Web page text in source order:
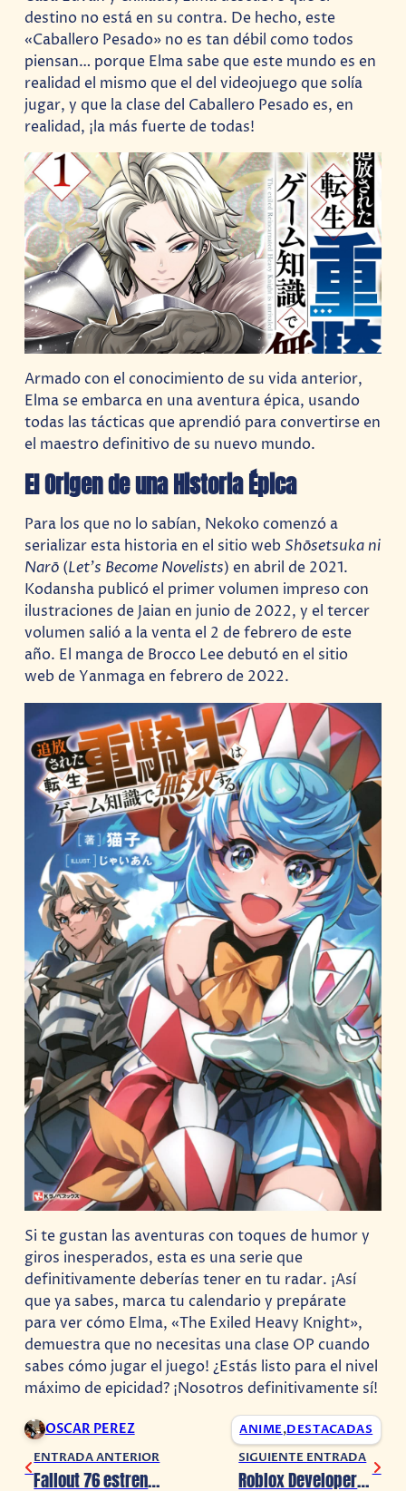
destino no está en su contra. De hecho, este
«Caballero Pesado» no es tan débil como todos
piensan… porque Elma sabe que este mundo es en
realidad el mismo que el del videojuego que solía
jugar, y que la clase del Caballero Pesado es, en
realidad, ¡la más fuerte de todas!
Armado con el conocimiento de su vida anterior,
Elma se embarca en una aventura épica, usando
todas las tácticas que aprendió para convertirse en
el maestro definitivo de su nuevo mundo.
El Origen de una Historia Épica
Para los que no lo sabían, Nekoko comenzó a
serializar esta historia en el sitio web Shōsetsuka ni
Narō (Let’s Become Novelists) en abril de 2021.
Kodansha publicó el primer volumen impreso con
ilustraciones de Jaian en junio de 2022, y el tercer
volumen salió a la venta el 2 de febrero de este
año. El manga de Brocco Lee debutó en el sitio
web de Yanmaga en febrero de 2022.
Si te gustan las aventuras con toques de humor y
giros inesperados, esta es una serie que
definitivamente deberías tener en tu radar. ¡Así
que ya sabes, marca tu calendario y prepárate
para ver cómo Elma, «The Exiled Heavy Knight»,
demuestra que no necesitas una clase OP cuando
sabes cómo jugar el juego! ¿Estás listo para el nivel
máximo de epicidad? ¡Nosotros definitivamente sí!
OSCAR PEREZ ANIME,DESTACADAS
ENTRADA ANTERIOR
Fallout 76 estrena ‘Kilómetro Cero’ y detalles de su Temporada 18
SIGUIENTE ENTRADA
Roblox Developers Conference 2024: Descubre sus explosivas colaboraciones